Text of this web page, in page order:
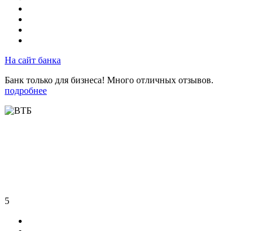
На сайт банка
Банк только для бизнеса! Много отличных отзывов.
подробнее
5